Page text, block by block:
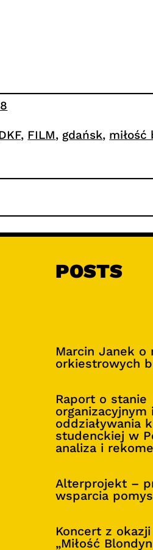
, FILM, gdańsk, miłość
POSTS
Marcin Janek o
orkiestrowych
Raport o stanie
organizacyjnym
oddziaływania
studenckiej w
analiza i
Alterprojekt –
wsparcia
Koncert z
„Miłość